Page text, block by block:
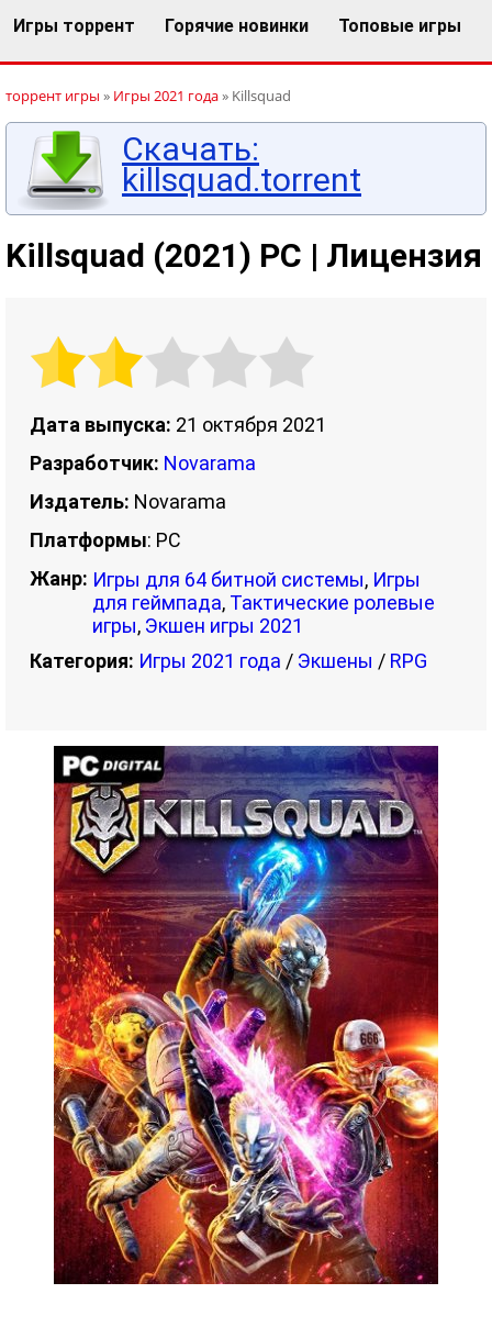
Игры торрент Горячие новинки Топовые игры
торрент игры » Игры 2021 года» Killsquad
Скачать:
killsquad.torrent
Killsquad (2021) PC | Лицензия
Дата выпуска: 21 октября 2021
Разработчик: Novarama
Издатель: Novarama
Платформы: PC
Жанр: Игры для 64 битной системы, Игры
для геймпада, Тактические ролевые
игры, Экшен игры 2021
Категория: Игры 2021 года / Экшены / RPG